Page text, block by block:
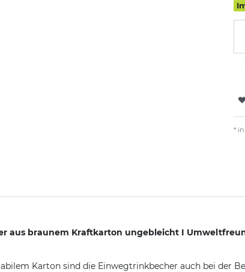
*
aus braunem Kraftkarton ungebleicht I
Karton sind die Einwegtrinkbecher auch bei der